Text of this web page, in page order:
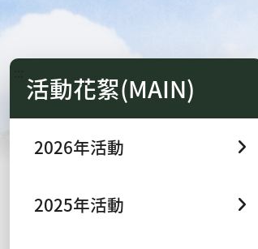
活動花絮(MAIN)
2026年活動
2025年活動